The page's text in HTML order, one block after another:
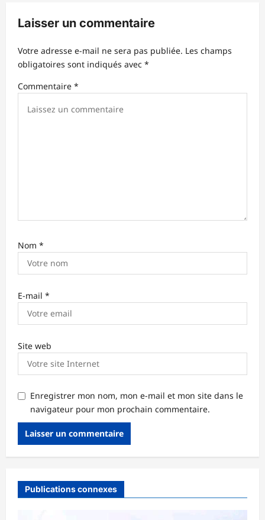
o
n
d
’
Laisser un commentaire
Votre adresse e-mail ne sera pas publiée. Les champs
obligatoires sont indiqués avec *
Commentaire *
Nom *
E-mail *
Site web
Enregistrer mon nom, mon e-mail et mon site dans le
navigateur pour mon prochain commentaire.
Publications connexes